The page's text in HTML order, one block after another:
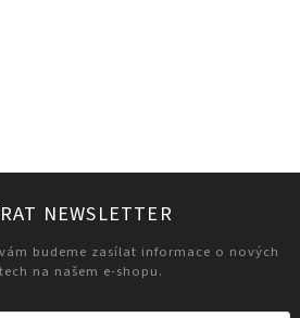
NEWSLETTER
budeme zasílat informace o nových
na našem e-shopu.